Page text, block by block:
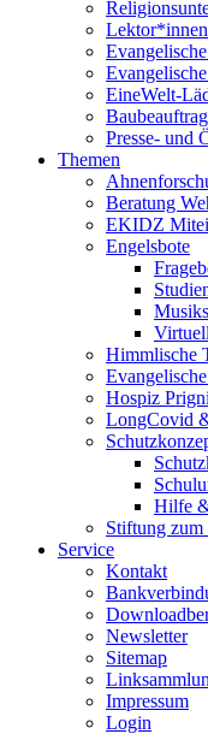
EineWelt-
Presse- und
Themen
Beratung
EKIDZ
Engelsbote
Himmlische
Hospiz
LongCovid
Hilfe
Stiftung
Service
Kontakt
Newsletter
Sitemap
Impressum
Login